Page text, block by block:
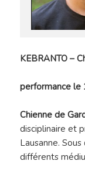
KEBRANTO –
performance le
Chienne de
disciplinaire et
Lausanne.
différents